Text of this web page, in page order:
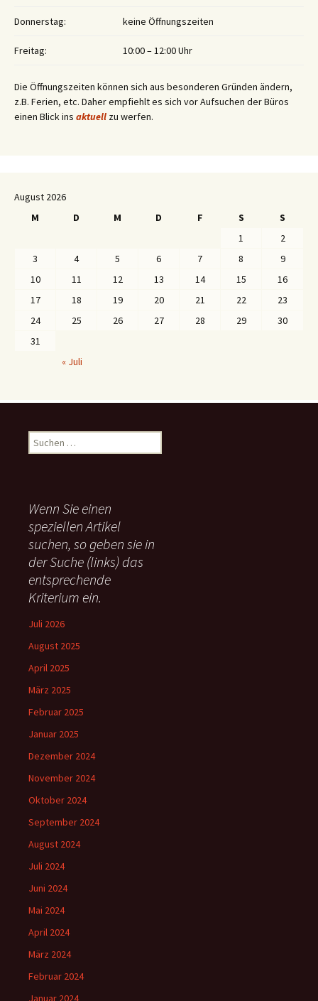
Donnerstag: keine Öffnungszeiten
Freitag: 10:00 – 12:00 Uhr
Die Öffnungszeiten können sich aus besonderen Gründen ändern,
z.B. Ferien, etc. Daher empfiehlt es sich vor Aufsuchen der Büros
einen Blick ins aktuell zu werfen.
August 2026
M
D M D F S
S
1
2
3
4 5 6 7 8
9
10
11 12 13 14 15
16
17
18 19 20 21 22
23
24
25 26 27 28 29
30
31
« Juli
u
n
n
a
c
:
Wenn Sie einen
speziellen Artikel
suchen, so geben sie in
der Suche (links) das
entsprechende
Kriterium ein.
Juli 2026
August 2025
April 2025
März 2025
Februar 2025
Januar 2025
Dezember 2024
November 2024
Oktober 2024
September 2024
August 2024
Juli 2024
Juni 2024
Mai 2024
April 2024
März 2024
Februar 2024
Januar 2024